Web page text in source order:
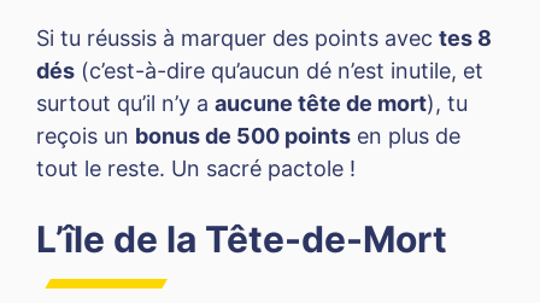
Si tu réussis à marquer des points avec tes 8
dés (c’est-à-dire qu’aucun dé n’est inutile, et
surtout qu’il n’y a aucune tête de mort), tu
reçois un bonus de 500 points en plus de
tout le reste. Un sacré pactole !
L’île de la Tête-de-Mort